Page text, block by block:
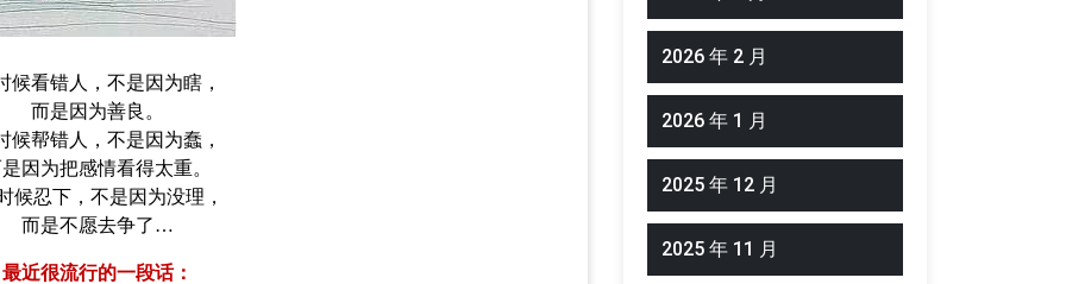
候看错人，不是因为瞎，
而是因为善良。
候帮错人，不是因为蠢，
因为把感情看得太重。
候忍下，不是因为没理，
而是不愿去争了…
最近很流行的一段话：
2026 年 2 月
2026 年 1 月
2025 年 12 月
2025 年 11 月